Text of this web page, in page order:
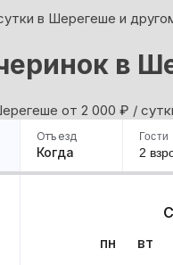
в Шерегеше и
в
oт 2 000 ₽ /
Отъезд
Когда
пн
вт
Гости
2